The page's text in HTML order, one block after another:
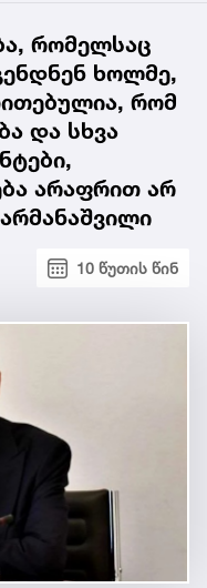
რომელსაც
ხოლმე,
რომ
და სხვა
არაფრით არ
10 წუთის წინ